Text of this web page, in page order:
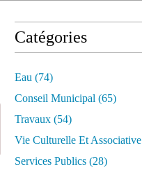
Catégories
Eau (74)
Conseil Municipal (65)
Travaux (54)
Vie Culturelle Et Associative
Services Publics (28)